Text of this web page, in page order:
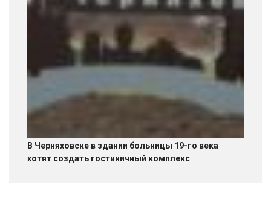
В Черняховске в здании больницы 19-го века
хотят создать гостиничный комплекс